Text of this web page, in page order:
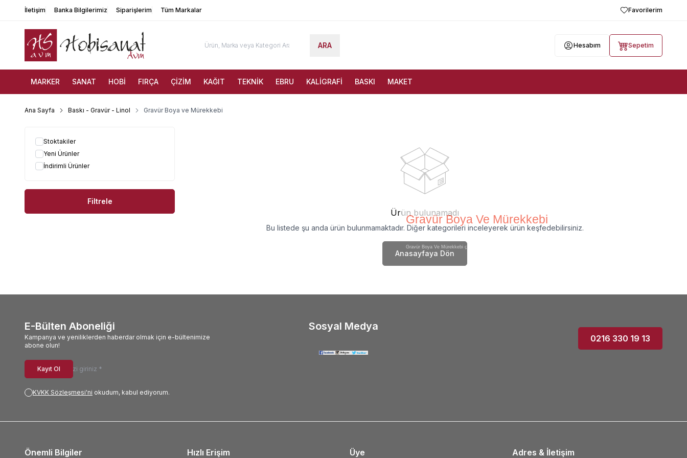
İletişim Banka Bilgilerimiz Siparişlerim Tüm Markalar Favorilerim
ARA Hesabım Sepetim
MARKER SANAT HOBİ FIRÇA ÇİZİM KAĞIT TEKNİK EBRU KALİGRAFİ BASKI MAKET
Ana Sayfa Baskı - Gravür - Linol Gravür Boya ve Mürekkebi
Stoktakiler
Yeni Ürünler
İndirimli Ürünler
Filtrele
Gravür Boya Ve Mürekkebi
Gravür Boya Ve Mürekkebi çeşitleri uygun fiyatlarla mağazamızda...
Ürün bulunamadı
Bu listede şu anda ürün bulunmamaktadır. Diğer kategorileri inceleyerek ürün keşfedebilirsiniz.
Anasayfaya Dön
E-Bülten Aboneliği
Kampanya ve yeniliklerden haberdar olmak için e-bültenimize
abone olun!
Kayıt Ol
KVKK Sözleşmesi'ni okudum, kabul ediyorum.
Sosyal Medya
0216 330 19 13
Adres & İletişim
Önemli Bilgiler Hızlı Erişim Üye